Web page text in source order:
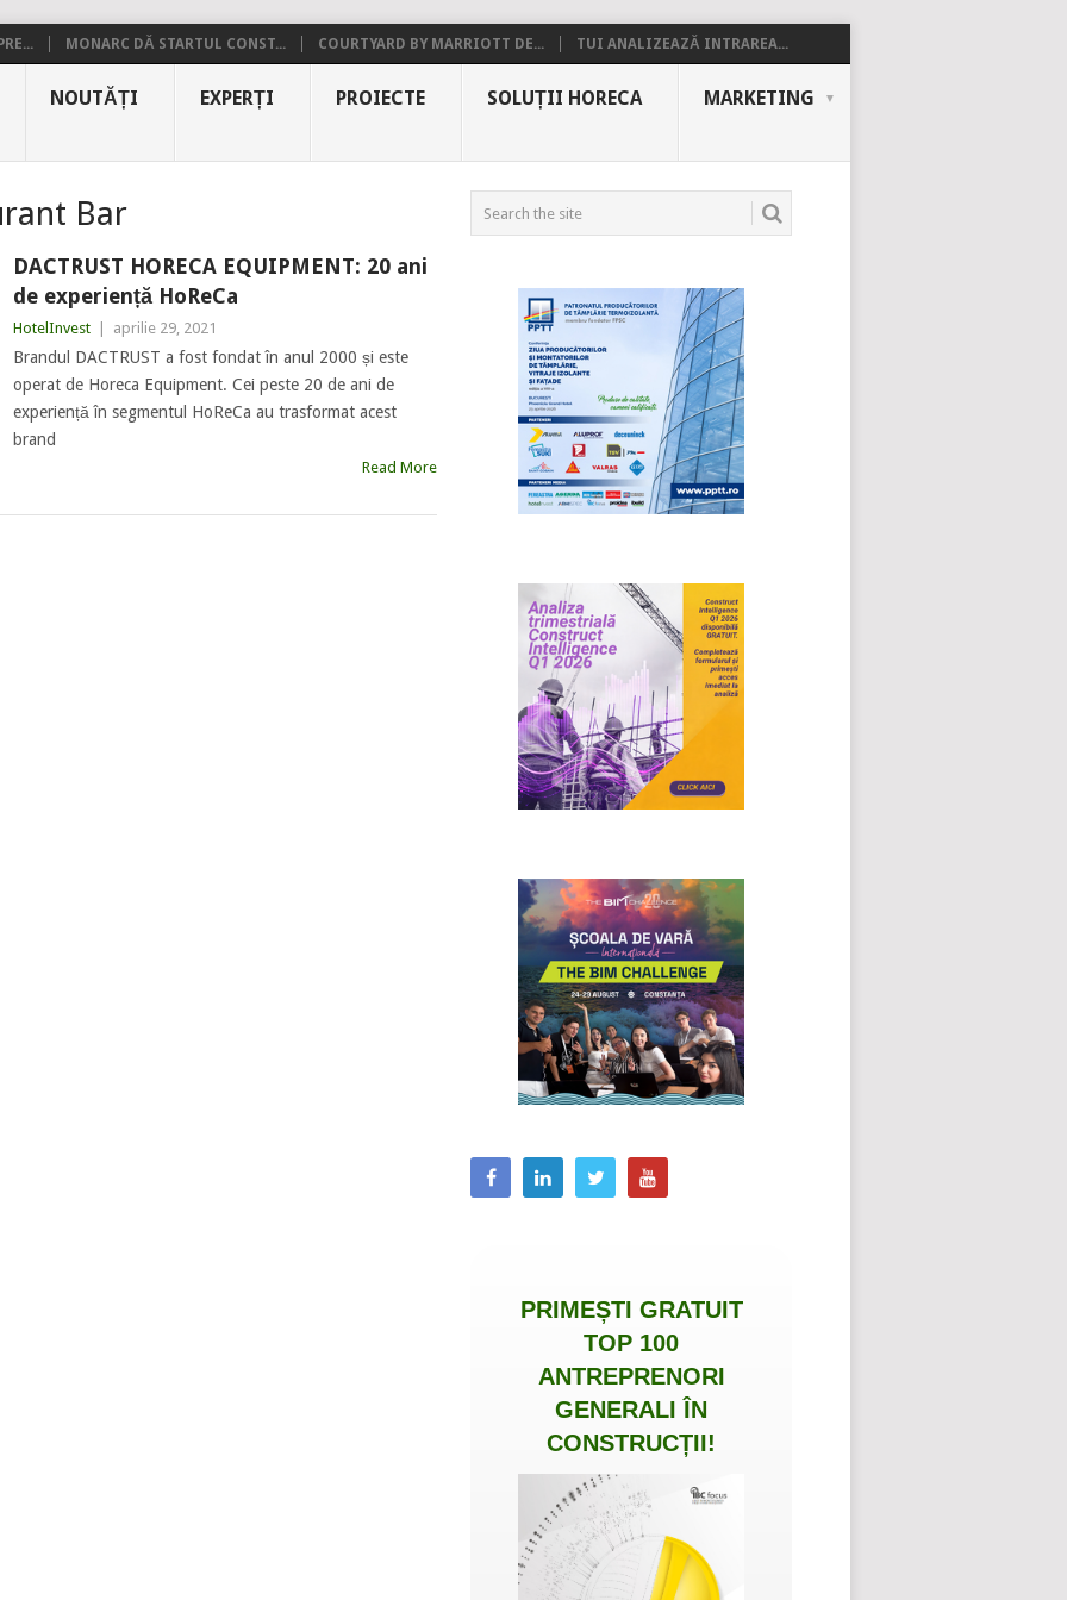
MONARC DĂ STARTUL CONST... COURTYARD BY MARRIOTT DE... TUI ANALIZEAZĂ INTRAREA...
NOUTĂȚI EXPERȚI PROIECTE SOLUȚII HORECA MARKETING
Bar
DACTRUST HORECA EQUIPMENT: 20 ani
de experiență HoReCa
HotelInvest aprilie 29, 2021
Brandul DACTRUST a fost fondat în anul 2000 și este
operat de Horeca Equipment. Cei peste 20 de ani de
experiență în segmentul HoReCa au trasformat acest
brand
Read More
PRIMEȘTI GRATUIT
TOP 100
ANTREPRENORI
GENERALI ÎN
CONSTRUCȚII!